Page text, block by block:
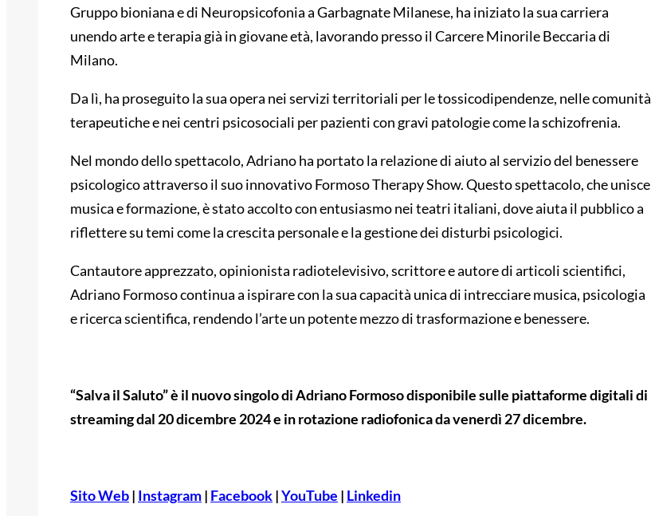
Gruppo bioniana e di Neuropsicofonia a Garbagnate Milanese, ha iniziato la sua carriera
unendo arte e terapia già in giovane età, lavorando presso il Carcere Minorile Beccaria di
Milano.
Da lì, ha proseguito la sua opera nei servizi territoriali per le tossicodipendenze, nelle comunità
terapeutiche e nei centri psicosociali per pazienti con gravi patologie come la schizofrenia.
Nel mondo dello spettacolo, Adriano ha portato la relazione di aiuto al servizio del benessere
psicologico attraverso il suo innovativo Formoso Therapy Show. Questo spettacolo, che unisce
musica e formazione, è stato accolto con entusiasmo nei teatri italiani, dove aiuta il pubblico a
riflettere su temi come la crescita personale e la gestione dei disturbi psicologici.
Cantautore apprezzato, opinionista radiotelevisivo, scrittore e autore di articoli scientifici,
Adriano Formoso continua a ispirare con la sua capacità unica di intrecciare musica, psicologia
e ricerca scientifica, rendendo l’arte un potente mezzo di trasformazione e benessere.
“Salva il Saluto” è il nuovo singolo di Adriano Formoso disponibile sulle piattaforme digitali di
streaming dal 20 dicembre 2024 e in rotazione radiofonica da venerdì 27 dicembre.
Sito Web| Instagram| Facebook|YouTube | Linkedin